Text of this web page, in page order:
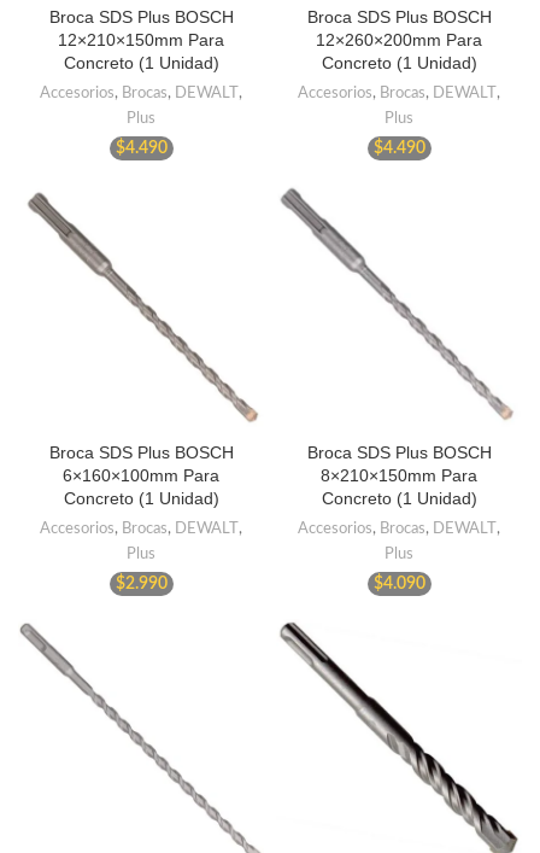
Broca SDS Plus BOSCH
12×210×150mm Para
Concreto (1 Unidad)
Accesorios, Brocas, DEWALT ,
Plus
$4.490
Broca SDS Plus BOSCH
12×260×200mm Para
Concreto (1 Unidad)
Accesorios, Brocas, DEWALT ,
Plus
$4.490
Broca SDS Plus BOSCH
6×160×100mm Para
Concreto (1 Unidad)
Accesorios, Brocas, DEWALT ,
Plus
$2.990
Broca SDS Plus BOSCH
8×210×150mm Para
Concreto (1 Unidad)
Accesorios, Brocas, DEWALT ,
Plus
$4.090